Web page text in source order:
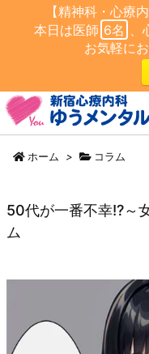
【精神科・心療
本日は医師 6名 、
お気軽に
ホーム > コラム
50代が一番不幸!?～
ム